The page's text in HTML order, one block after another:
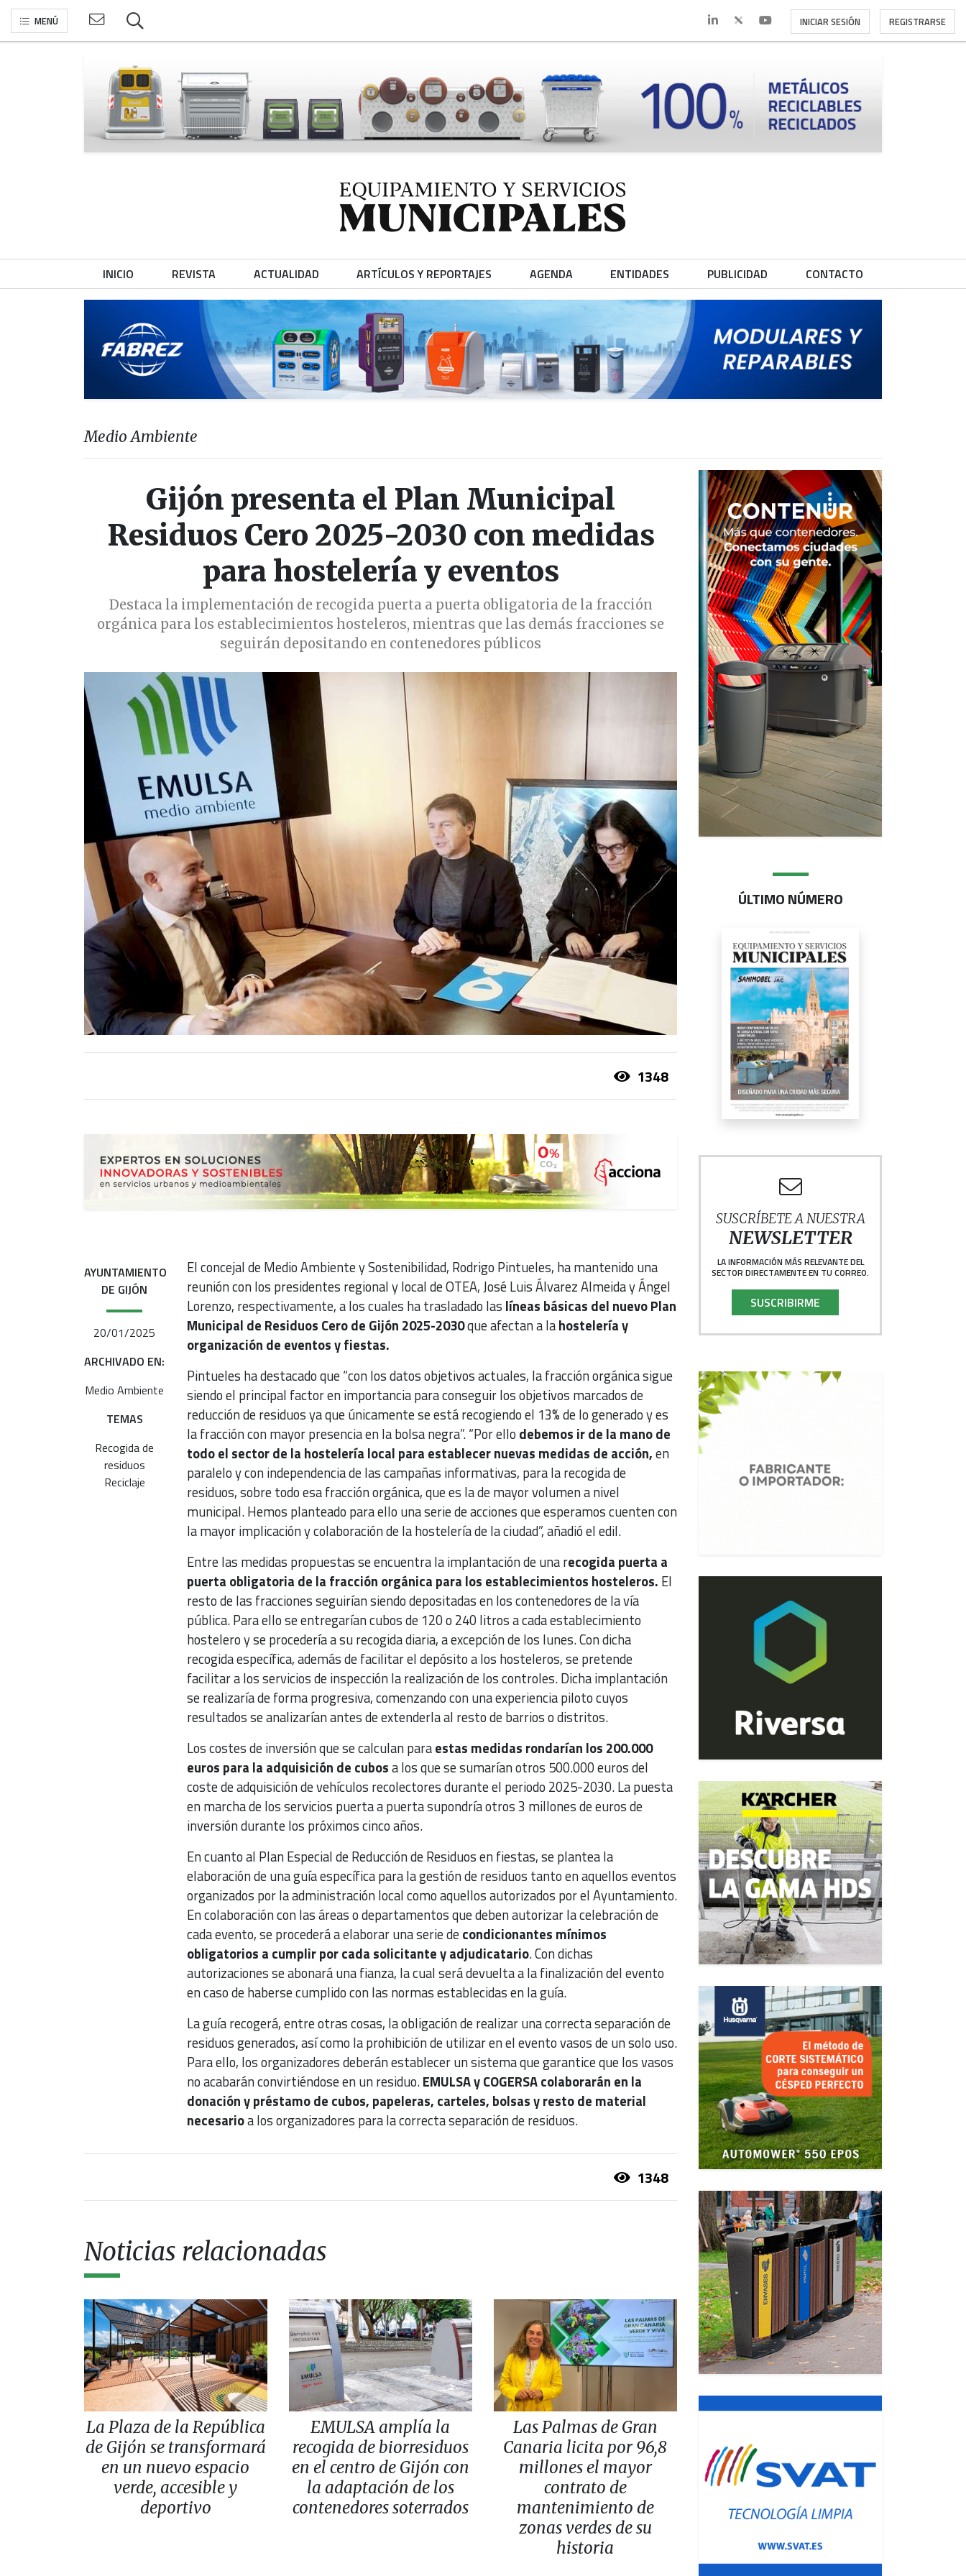
MENÚ INICIAR SESIÓN REGISTRARSE
INICIO REVISTA ACTUALIDAD ARTÍCULOS Y REPORTAJES AGENDA ENTIDADES PUBLICIDAD CONTACTO
Medio Ambiente
Gijón presenta el Plan Municipal
Residuos Cero 2025-2030 con medidas
para hostelería y eventos
Destaca la implementación de recogida puerta a puerta obligatoria de la fracción
orgánica para los establecimientos hosteleros, mientras que las demás fracciones se
seguirán depositando en contenedores públicos
1348
AYUNTAMIENTO
DE GIJÓN
20/01/2025
ARCHIVADO EN:
Medio Ambiente
TEMAS
Recogida de
residuos
Reciclaje
El concejal de Medio Ambiente y Sostenibilidad, Rodrigo Pintueles, ha mantenido una
reunión con los presidentes regional y local de OTEA, José Luis Álvarez Almeida y Ángel
Lorenzo, respectivamente, a los cuales ha trasladado las líneas básicas del nuevo Plan
Municipal de Residuos Cero de Gijón 2025-2030que afectan a lahostelería y
organización de eventos y fiestas.
Pintueles ha destacado que “con los datos objetivos actuales, la fracción orgánica sigue
siendo el principal factor en importancia para conseguir los objetivos marcados de
reducción de residuos ya que únicamente se está recogiendo el 13% de lo generado y es
la fracción con mayor presencia en la bolsa negra”. “Por ello debemos ir de la mano de
todo el sector de la hostelería local para establecer nuevas medidas de acción,en
paralelo y con independencia de las campañas informativas, para la recogida de
residuos, sobre todo esa fracción orgánica, que es la de mayor volumen a nivel
municipal. Hemos planteado para ello una serie de acciones que esperamos cuenten con
la mayor implicación y colaboración de la hostelería de la ciudad”, añadió el edil.
Entre las medidas propuestas se encuentra la implantación de una recogida puerta a
puerta obligatoria de la fracción orgánica para los establecimientos hosteleros. El
resto de las fracciones seguirían siendo depositadas en los contenedores de la vía
pública. Para ello se entregarían cubos de 120 o 240 litros a cada establecimiento
hostelero y se procedería a su recogida diaria, a excepción de los lunes. Con dicha
recogida específica, además de facilitar el depósito a los hosteleros, se pretende
facilitar a los servicios de inspección la realización de los controles. Dicha implantación
se realizaría de forma progresiva, comenzando con una experiencia piloto cuyos
resultados se analizarían antes de extenderla al resto de barrios o distritos.
Los costes de inversión que se calculan paraestas medidas rondarían los 200.000
euros para la adquisición de cubosa los que se sumarían otros 500.000 euros del
coste de adquisición de vehículos recolectores durante el periodo 2025-2030. La puesta
en marcha de los servicios puerta a puerta supondría otros 3 millones de euros de
inversión durante los próximos cinco años.
En cuanto al Plan Especial de Reducción de Residuos en fiestas, se plantea la
elaboración de una guía específica para la gestión de residuos tanto en aquellos eventos
organizados por la administración local como aquellos autorizados por el Ayuntamiento.
En colaboración con las áreas o departamentos que deben autorizar la celebración de
cada evento, se procederá a elaborar una serie decondicionantes mínimos
obligatorios a cumplir por cada solicitante y adjudicatario. Con dichas
autorizaciones se abonará una fianza, la cual será devuelta a la finalización del evento
en caso de haberse cumplido con las normas establecidas en la guía.
La guía recogerá, entre otras cosas, la obligación de realizar una correcta separación de
residuos generados, así como la prohibición de utilizar en el evento vasos de un solo uso.
Para ello, los organizadores deberán establecer un sistema que garantice que los vasos
no acabarán convirtiéndose en un residuo.EMULSA y COGERSA colaborarán en la
donación y préstamo de cubos, papeleras, carteles, bolsas y resto de material
necesarioa los organizadores para la correcta separación de residuos.
1348
Noticias relacionadas
La Plaza de la República
de Gijón se transformará
en un nuevo espacio
verde, accesible y
deportivo
EMULSA amplía la
recogida de biorresiduos
en el centro de Gijón con
la adaptación de los
contenedores soterrados
Las Palmas de Gran
Canaria licita por 96,8
millones el mayor
contrato de
mantenimiento de
zonas verdes de su
historia
ÚLTIMO NÚMERO
SUSCRÍBETE A NUESTRA
NEWSLETTER
LA INFORMACIÓN MÁS RELEVANTE DEL
SECTOR DIRECTAMENTE EN TU CORREO.
SUSCRIBIRME